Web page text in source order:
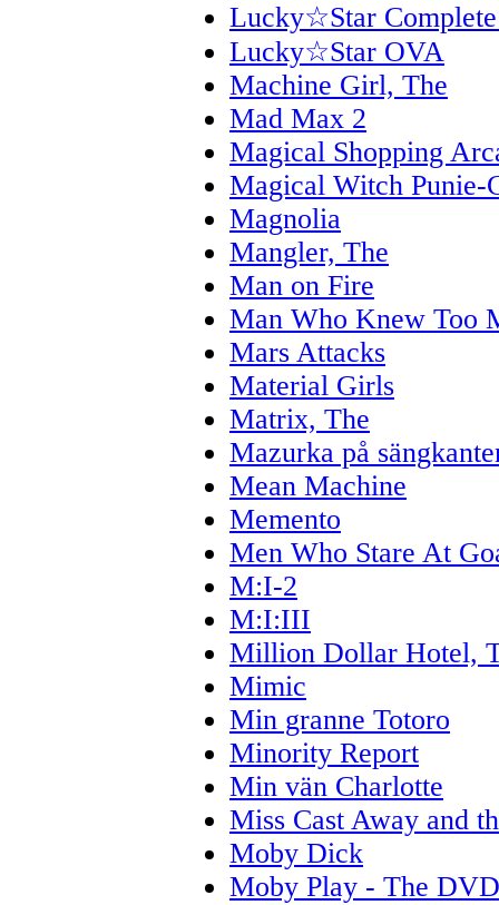
Lucky☆Star
Lucky☆Star OVA
Machine Girl, The
Mad Max 2
Magical Shopping
Magical Witch Punie-
Magnolia
Mangler, The
Man on Fire
Man Who Knew Too
Mars Attacks
Material Girls
Matrix, The
Mazurka på
Mean Machine
Memento
Men Who Stare At
M:I-2
M:I:III
Million Dollar Hotel,
Mimic
Min granne Totoro
Minority Report
Min vän Charlotte
Miss Cast Away and
Moby Dick
Moby Play - The DVD